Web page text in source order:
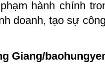
hành chính
doanh, tạo sự
Giang/